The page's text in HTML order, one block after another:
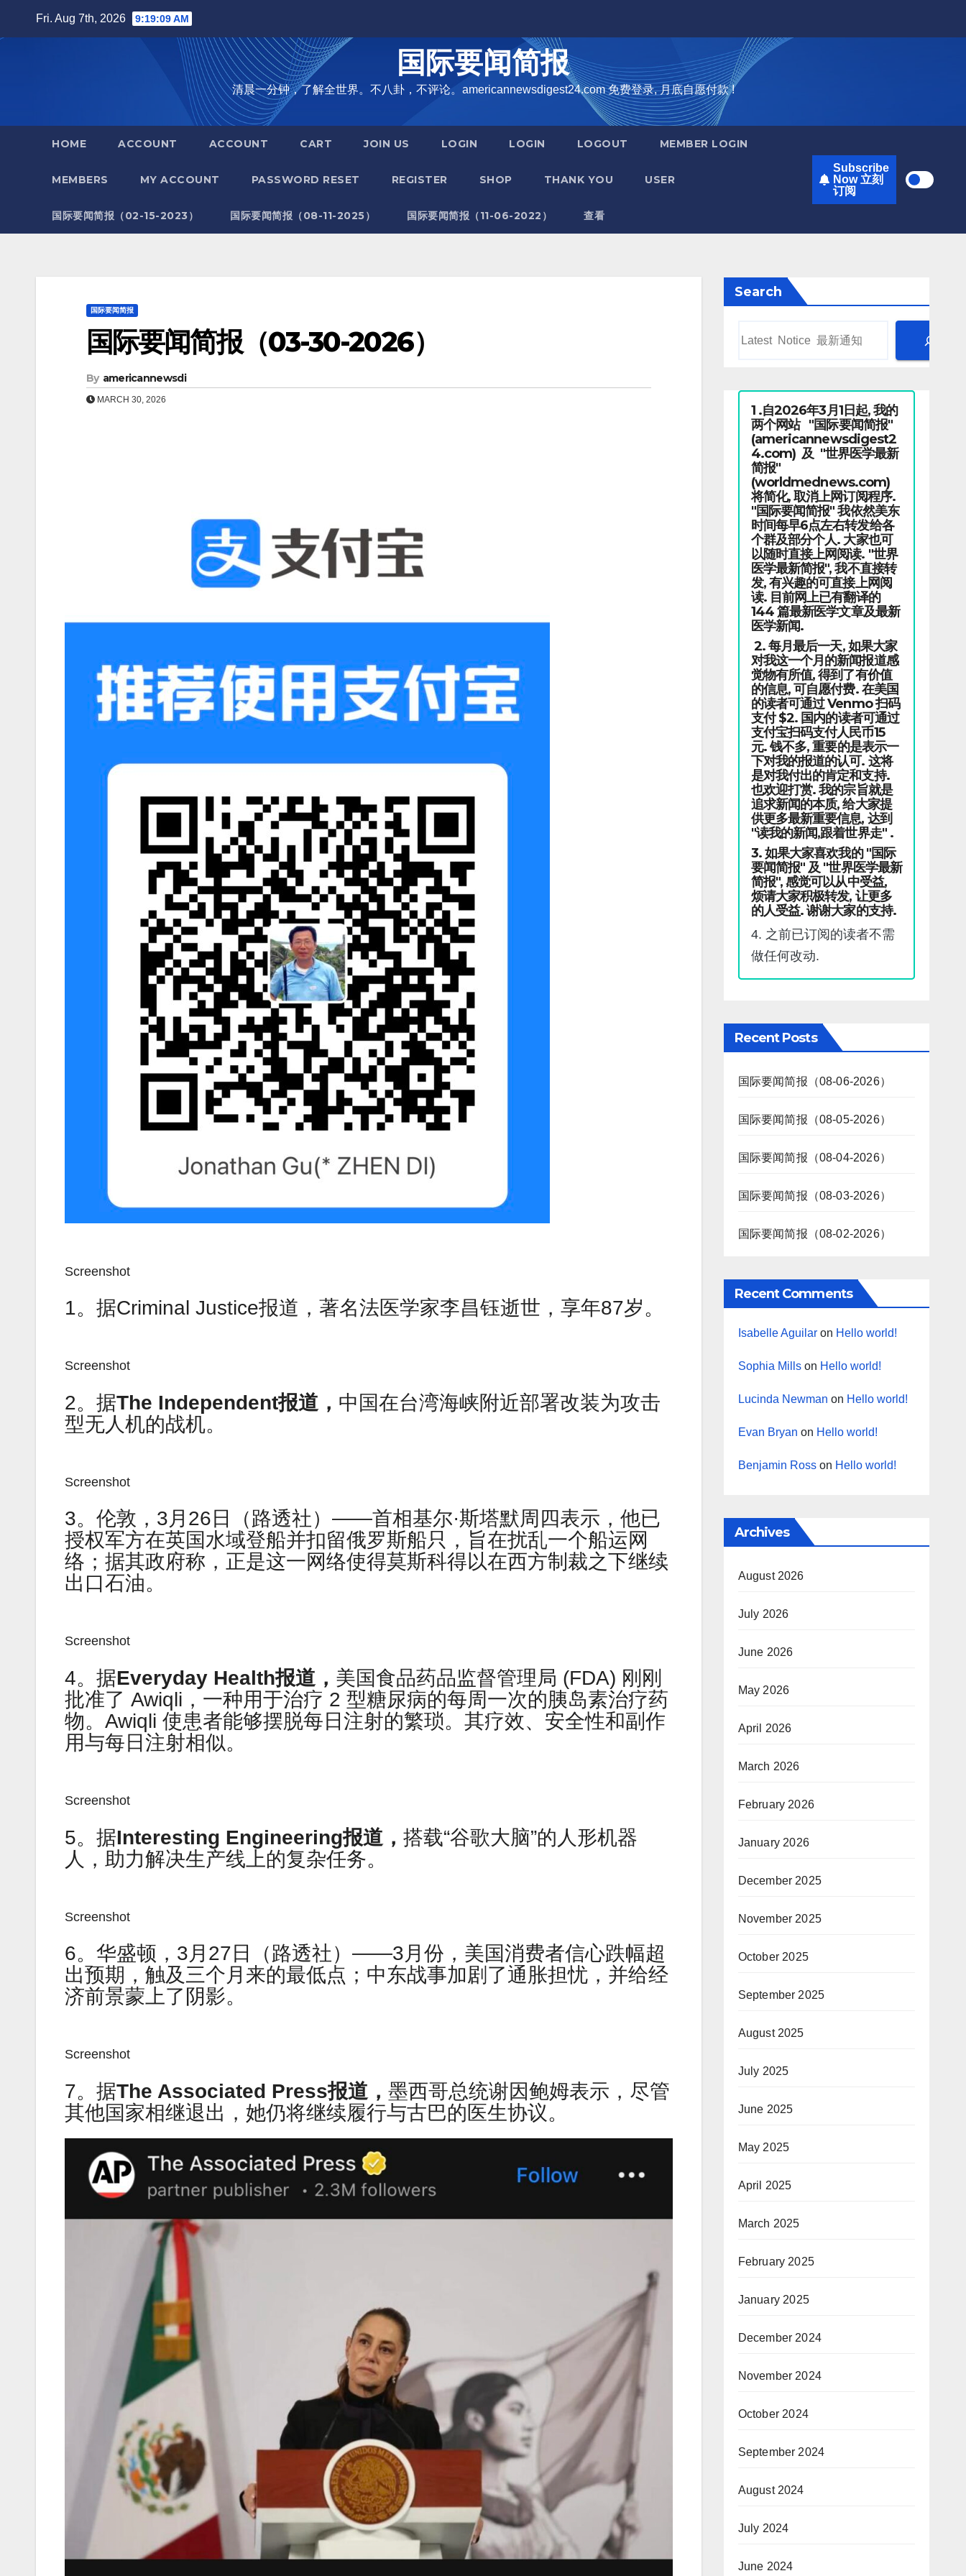
Fri. Aug 7th, 2026 9:19:10 AM
国际要闻简报
清晨一分钟，了解全世界。不八卦，不评论。americannewsdigest24.com 免费登录, 月底自愿付款 !
HOME ACCOUNT ACCOUNT CART JOIN US LOGIN LOGIN LOGOUT MEMBER LOGIN
MEMBERS MY ACCOUNT PASSWORD RESET REGISTER SHOP THANK YOU USER
国际要闻简报（02-15-2023） 国际要闻简报（08-11-2025） 国际要闻简报（11-06-2022） 查看
Subscribe
Now 立刻
订阅
国际要闻简报
国际要闻简报（03-30-2026）
By americannewsdi
MARCH 30, 2026
Screenshot
1。据Criminal Justice报道，著名法医学家李昌钰逝世，享年87岁。
Screenshot
2。据The Independent报道， 中国在台湾海峡附近部署改装为攻击
型无人机的战机。
Screenshot
3。伦敦，3月26日（路透社）——首相基尔·斯塔默周四表示，他已
授权军方在英国水域登船并扣留俄罗斯船只，旨在扰乱一个船运网
络；据其政府称，正是这一网络使得莫斯科得以在西方制裁之下继续
出口石油。
Screenshot
4。据Everyday Health报道， 美国食品药品监督管理局 (FDA) 刚刚
批准了 Awiqli，一种用于治疗 2 型糖尿病的每周一次的胰岛素治疗药
物。Awiqli 使患者能够摆脱每日注射的繁琐。其疗效、安全性和副作
用与每日注射相似。
Screenshot
5。据Interesting Engineering报道， 搭载“谷歌大脑”的人形机器
人，助力解决生产线上的复杂任务。
Screenshot
6。华盛顿，3月27日（路透社）——3月份，美国消费者信心跌幅超
出预期，触及三个月来的最低点；中东战事加剧了通胀担忧，并给经
济前景蒙上了阴影。
Screenshot
7。据The Associated Press报道， 墨西哥总统谢因鲍姆表示，尽管
其他国家相继退出，她仍将继续履行与古巴的医生协议。
Search
1 .自2026年3月1日起, 我的
两个网站 "国际要闻简报"
(americannewsdigest2
4.com) 及 "世界医学最新
简报"
(worldmednews.com)
将简化, 取消上网订阅程序.
"国际要闻简报" 我依然美东
时间每早6点左右转发给各
个群及部分个人. 大家也可
以随时直接上网阅读. "世界
医学最新简报", 我不直接转
发, 有兴趣的可直接上网阅
读. 目前网上已有翻译的
144 篇最新医学文章及最新
医学新闻.
2. 每月最后一天, 如果大家
对我这一个月的新闻报道感
觉物有所值, 得到了有价值
的信息, 可自愿付费. 在美国
的读者可通过 Venmo 扫码
支付 $2. 国内的读者可通过
支付宝扫码支付人民币15
元. 钱不多, 重要的是表示一
下对我的报道的认可. 这将
是对我付出的肯定和支持.
也欢迎打赏. 我的宗旨就是
追求新闻的本质, 给大家提
供更多最新重要信息, 达到
"读我的新闻,跟着世界走" .
3. 如果大家喜欢我的 "国际
要闻简报" 及 "世界医学最新
简报", 感觉可以从中受益,
烦请大家积极转发, 让更多
的人受益. 谢谢大家的支持.
4. 之前已订阅的读者不需
做任何改动.
Recent Posts
国际要闻简报（08-06-2026）
国际要闻简报（08-05-2026）
国际要闻简报（08-04-2026）
国际要闻简报（08-03-2026）
国际要闻简报（08-02-2026）
Recent Comments
Isabelle Aguilaron Hello world!
Sophia Millson Hello world!
Lucinda Newman on Hello world!
Evan Bryan on Hello world!
Benjamin Rosson Hello world!
Archives
August 2026
July 2026
June 2026
May 2026
April 2026
March 2026
February 2026
January 2026
December 2025
November 2025
October 2025
September 2025
August 2025
July 2025
June 2025
May 2025
April 2025
March 2025
February 2025
January 2025
December 2024
November 2024
October 2024
September 2024
August 2024
July 2024
June 2024